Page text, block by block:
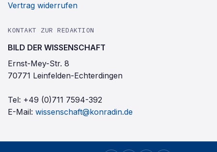
Vertrag widerrufen
KONTAKT ZUR REDAKTION
BILD DER WISSENSCHAFT
Ernst-Mey-Str. 8
70771 Leinfelden-Echterdingen
Tel: +49 (0)711 7594-392
E-Mail: wissenschaft@konradin.de